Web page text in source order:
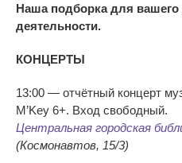
Наша подборка для вашего
деятельности.
КОНЦЕРТЫ
13:00 — отчётный концерт
M’Key 6+. Вход свободный.
Центральная городская
(Космонавтов, 15/3)